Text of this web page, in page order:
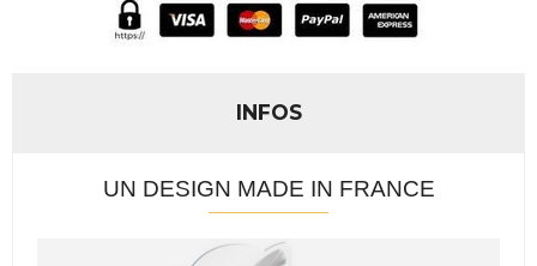
INFOS
UN DESIGN MADE IN FRANCE